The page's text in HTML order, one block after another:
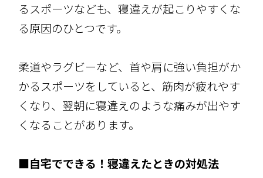
るスポーツなども、寝違えが起こりやすくな
る原因のひとつです。
柔道やラグビーなど、首や肩に強い負担がか
かるスポーツをしていると、筋肉が疲れやす
くなり、翌朝に寝違えのような痛みが出やす
くなることがあります。
■自宅でできる！寝違えたときの対処法